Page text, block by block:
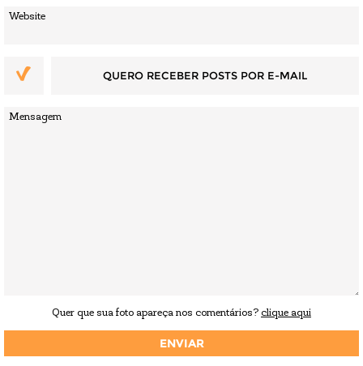
QUERO RECEBER POSTS POR E-MAIL
Quer que sua foto apareça nos comentários? clique aqui